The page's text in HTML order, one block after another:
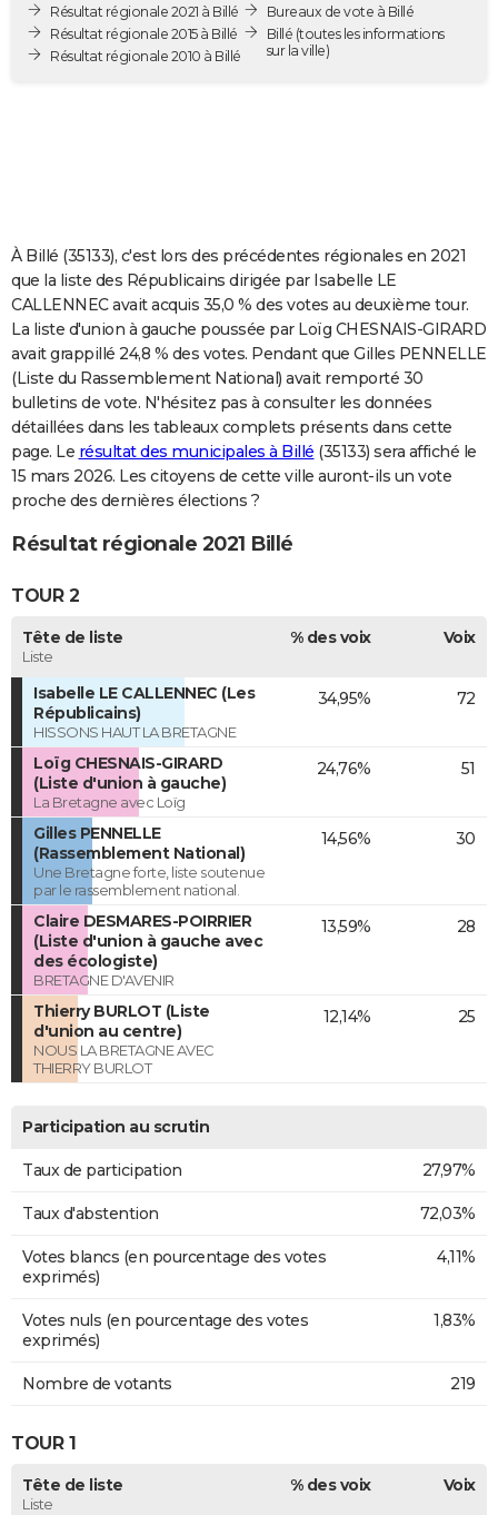
Destinations
City break
Voyage nature
Voyage de noces
Forum
ClimatPHOTO
Dictionnaire
Biographies
Citations
Expressions
Proverbes
PROGRAMME TV
COPAINS D'AVANT
S'inscrire
Se connecter
Lycées
Collèges
Primaires
Universités
Entreprises
Service militaire
Avis de recherche
FORUM
Bricolage
Lifestyle
Culture
Sport
Auto
Television
Voyage
Cinema
Résultat régionale 2021 à Billé
Résultat régionale 2015 à Billé
Résultat régionale 2010 à Billé
Bureaux de vote à Billé
Billé (toutes les informations
sur la ville)
À Billé (35133), c'est lors des précédentes régionales en 2021
que la liste des Républicains dirigée par Isabelle LE
CALLENNEC avait acquis 35,0 % des votes au deuxième tour.
La liste d'union à gauche poussée par Loïg CHESNAIS-GIRARD
avait grappillé 24,8 % des votes. Pendant que Gilles PENNELLE
(Liste du Rassemblement National) avait remporté 30
bulletins de vote. N'hésitez pas à consulter les données
détaillées dans les tableaux complets présents dans cette
page. Le résultat des municipales à Billé (35133) sera affiché le
15 mars 2026. Les citoyens de cette ville auront-ils un vote
proche des dernières élections ?
Résultat régionale 2021 Billé
TOUR 2
Tête de liste
Liste
% des voix Voix
Isabelle LE CALLENNEC (Les
Républicains)
HISSONS HAUT LA BRETAGNE
34,95% 72
Loïg CHESNAIS-GIRARD
(Liste d'union à gauche)
La Bretagne avec Loïg
24,76% 51
Gilles PENNELLE
(Rassemblement National)
Une Bretagne forte, liste soutenue
par le rassemblement national.
14,56% 30
Claire DESMARES-POIRRIER
(Liste d'union à gauche avec
des écologiste)
BRETAGNE D'AVENIR
13,59% 28
Thierry BURLOT (Liste
d'union au centre)
NOUS LA BRETAGNE AVEC
THIERRY BURLOT
12,14% 25
Participation au scrutin
Taux de participation 27,97%
Taux d'abstention 72,03%
Votes blancs (en pourcentage des votes
exprimés)
4,11%
Votes nuls (en pourcentage des votes
exprimés)
1,83%
Nombre de votants 219
TOUR 1
Tête de liste
Liste
% des voix Voix